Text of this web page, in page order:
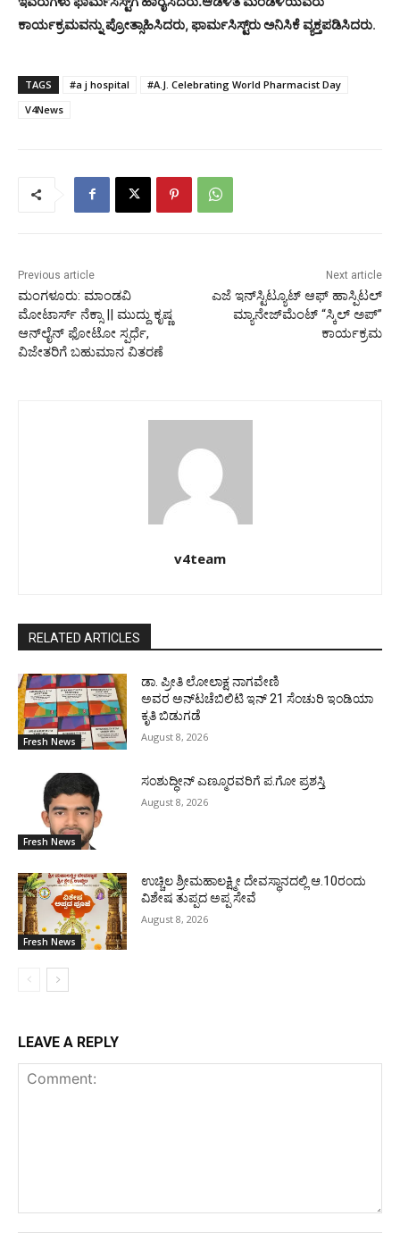
ಕಾರ್ಯಕ್ರಮವನ್ನು ಪ್ರೋತ್ಸಾಹಿಸಿದರು, ಫಾರ್ಮಸಿಸ್ಟ್‌ರು ಅನಿಸಿಕೆ ವ್ಯಕ್ತಪಡಿಸಿದರು.
TAGS #a j hospital
#A.J. Celebrating World Pharmacist Day
V4News
Previous article
ಮಂಗಳೂರು: ಮಾಂಡವಿ
ಮೋಟಾರ್ಸ್ ನೆಕ್ಸಾ || ಮುದ್ದು ಕೃಷ್ಣ
ಆನ್‍ಲೈನ್ ಫೋಟೋ ಸ್ಪರ್ಧೆ,
ವಿಜೇತರಿಗೆ ಬಹುಮಾನ ವಿತರಣೆ
Next article
ಎಜೆ ಇನ್‌ಸ್ಟಿಟ್ಯೂಟ್ ಆಫ್ ಹಾಸ್ಪಿಟಲ್
ಮ್ಯಾನೇಜ್‌ಮೆಂಟ್ “ಸ್ಕಿಲ್ ಅಪ್”
ಕಾರ್ಯಕ್ರಮ
v4team
RELATED ARTICLES
Fresh News
ಡಾ. ಪ್ರೀತಿ ಲೋಲಾಕ್ಷ ನಾಗವೇಣಿ
ಅವರ ಅನ್‌ಟಚೆಬಿಲಿಟಿ ಇನ್ 21 ಸೆಂಚುರಿ ಇಂಡಿಯಾ
ಕೃತಿ ಬಿಡುಗಡೆ
August 8, 2026
Fresh News
ಸಂಶುದ್ಧೀನ್ ಎಣ್ಮೂರವರಿಗೆ ಪ.ಗೋ ಪ್ರಶಸ್ತಿ
August 8, 2026
Fresh News
ಉಚ್ಚಿಲ ಶ್ರೀಮಹಾಲಕ್ಷ್ಮೀ ದೇವಸ್ಥಾನದಲ್ಲಿ ಆ.10ರಂದು
ವಿಶೇಷ ತುಪ್ಪದ ಅಪ್ಪ ಸೇವೆ
August 8, 2026
LEAVE A REPLY